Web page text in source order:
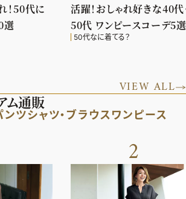
！50代に
選
活躍！おしゃれ好きな40代
50代 ワンピースコーデ5
50代なに着てる？
VIEW ALL
ム通販
ンツシャツ・ブラウス ワンピース
2